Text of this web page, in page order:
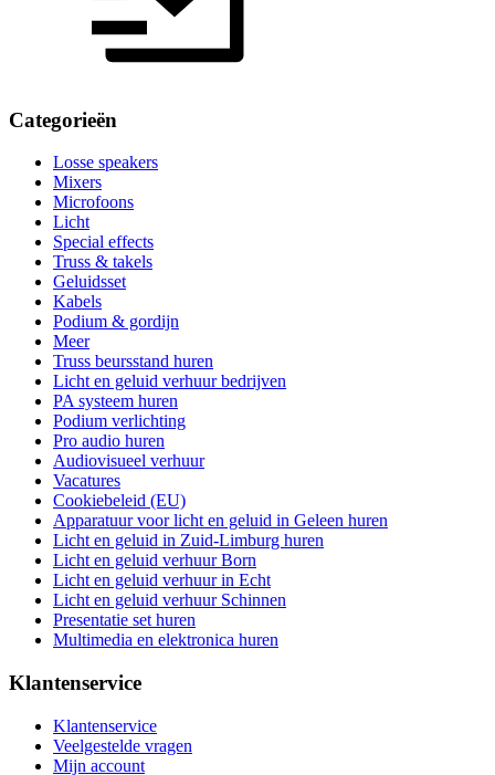
Categorieën
Losse speakers
Mixers
Microfoons
Licht
Special effects
Truss & takels
Geluidsset
Kabels
Podium & gordijn
Meer
Truss beursstand huren
Licht en geluid verhuur bedrijven
PA systeem huren
Podium verlichting
Pro audio huren
Audiovisueel verhuur
Vacatures
Cookiebeleid (EU)
Apparatuur voor licht en geluid in Geleen huren
Licht en geluid in Zuid-Limburg huren
Licht en geluid verhuur Born
Licht en geluid verhuur in Echt
Licht en geluid verhuur Schinnen
Presentatie set huren
Multimedia en elektronica huren
Klantenservice
Klantenservice
Veelgestelde vragen
Mijn account